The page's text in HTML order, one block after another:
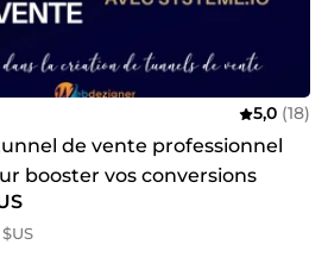
5,0 (18)
de vente professionnel
booster vos conversions